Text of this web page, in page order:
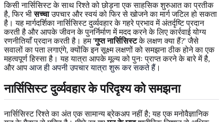
किसी नार्सिसिस्ट के साथ रिश्ते को छोड़ना एक साहसिक शुरुआत का प्रतीक
है, फिर भीसच्चाउपचार और स्वयं को फिर से खोजने का मार्ग जटिल हो सकता
है। यह मार्गदर्शिका नार्सिसिस्ट दुर्व्यवहार के गहरे प्रभाव में अंतर्दृष्टि प्रदान
करती है और आपके जीवन के पुनर्निर्माण में मदद करने के लिए कार्रवाई योग्य
रणनीतियाँ प्रदान करती है। हम 'गुप्त नार्सिसिस्टके लक्षण क्या हैं?' जैसे
सवालों का पता लगाएंगे, क्योंकि इन सूक्ष्म लक्षणों को समझना ठीक होने का एक
महत्वपूर्ण हिस्सा है। यह यात्रा आपके मूल्य को पुनः प्राप्त करने के बारे में है,
और आप आज ही अपनी उपचार यात्रा शुरू कर सकते हैं ।
नार्सिसिस्ट दुर्व्यवहार के परिदृश्य को समझना
नार्सिसिस्ट रिश्ते का अंत एक सामान्य ब्रेकअप नहीं है; यह एक मनोवैज्ञानिक